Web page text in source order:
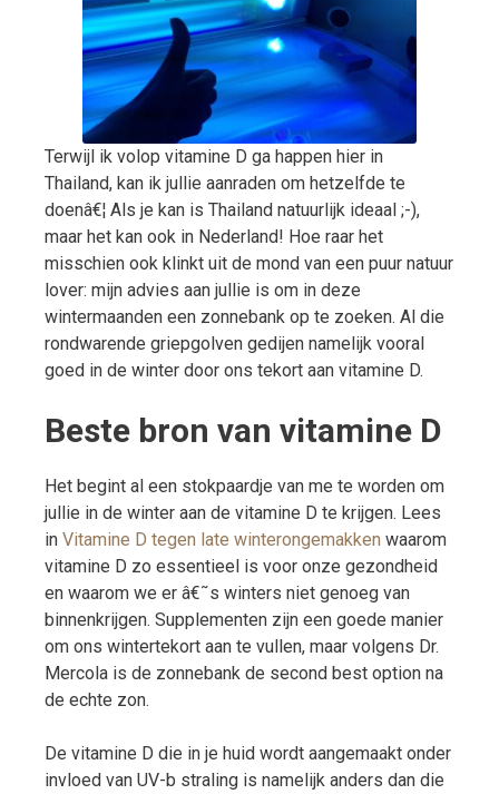
Terwijl ik volop vitamine D ga happen hier in
Thailand, kan ik jullie aanraden om hetzelfde te
doenâ€¦ Als je kan is Thailand natuurlijk ideaal ;-),
maar het kan ook in Nederland! Hoe raar het
misschien ook klinkt uit de mond van een puur natuur
lover: mijn advies aan jullie is om in deze
wintermaanden een zonnebank op te zoeken. Al die
rondwarende griepgolven gedijen namelijk vooral
goed in de winter door ons tekort aan vitamine D.
Beste bron van vitamine D
Het begint al een stokpaardje van me te worden om
jullie in de winter aan de vitamine D te krijgen. Lees
in Vitamine D tegen late winterongemakken waarom
vitamine D zo essentieel is voor onze gezondheid
en waarom we er â€˜s winters niet genoeg van
binnenkrijgen. Supplementen zijn een goede manier
om ons wintertekort aan te vullen, maar volgens Dr.
Mercola is de zonnebank de second best option na
de echte zon.
De vitamine D die in je huid wordt aangemaakt onder
invloed van UV-b straling is namelijk anders dan die